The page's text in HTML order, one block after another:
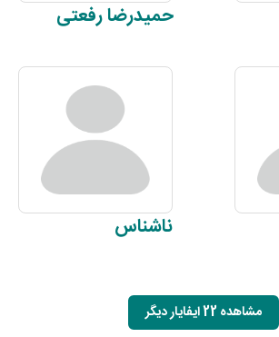
حمیدرضارفعتی
ناشناس
مشاهده 22 ایفایار دیگر